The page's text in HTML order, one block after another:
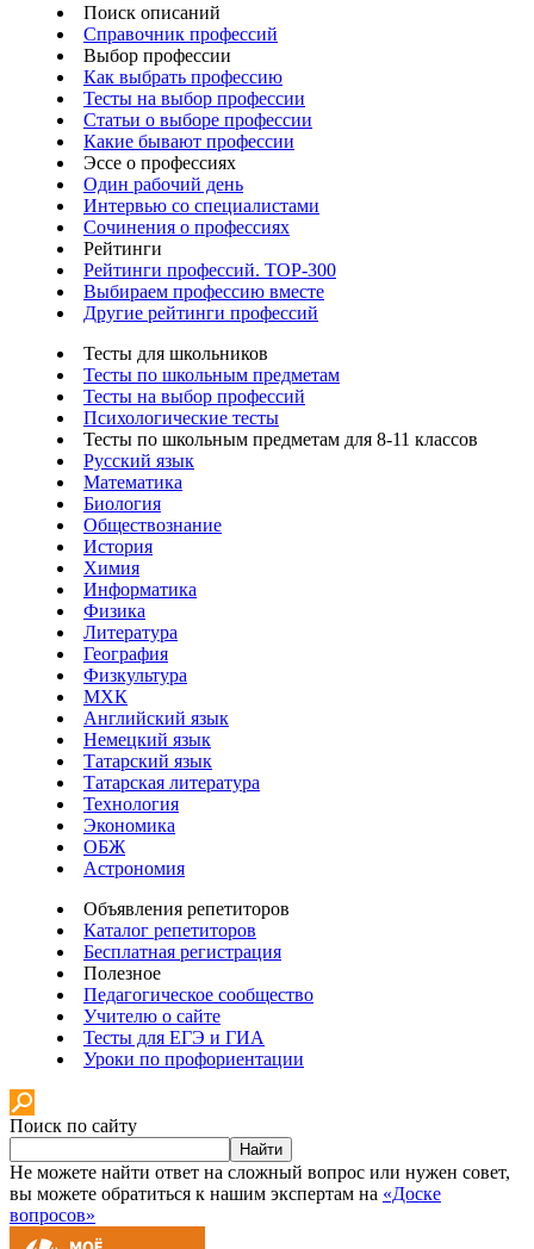
Поиск описаний
Справочник профессий
Выбор профессии
Как выбрать профессию
Тесты на выбор профессии
Статьи о выборе профессии
Какие бывают профессии
Эссе о профессиях
Один рабочий день
Интервью со специалистами
Сочинения о профессиях
Рейтинги
Рейтинги профессий. TOP-300
Выбираем профессию вместе
Другие рейтинги профессий
Тесты для школьников
Тесты по школьным предметам
Тесты на выбор профессий
Психологические тесты
Тесты по школьным предметам для 8-11 классов
Русский язык
Математика
Биология
Обществознание
История
Химия
Информатика
Физика
Литература
География
Физкультура
МХК
Английский язык
Немецкий язык
Татарский язык
Татарская литература
Технология
Экономика
ОБЖ
Астрономия
Объявления репетиторов
Каталог репетиторов
Бесплатная регистрация
Полезное
Педагогическое сообщество
Учителю о сайте
Тесты для ЕГЭ и ГИА
Уроки по профориентации
Поиск по сайту
Найти
Не можете найти ответ на сложный вопрос или нужен совет,
вы можете обратиться к нашим экспертам на «Доске
вопросов»